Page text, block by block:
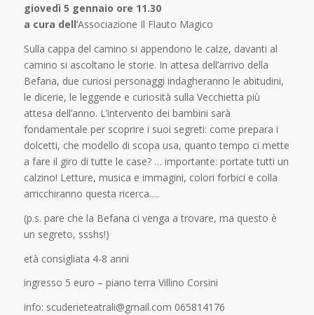
giovedì 5 gennaio ore 11.30
a cura dell‘Associazione Il Flauto Magico
Sulla cappa del camino si appendono le calze, davanti al
camino si ascoltano le storie. In attesa dell’arrivo della
Befana, due curiosi personaggi indagheranno le abitudini,
le dicerie, le leggende e curiosità sulla Vecchietta più
attesa dell’anno. L’intervento dei bambini sarà
fondamentale per scoprire i suoi segreti: come prepara i
dolcetti, che modello di scopa usa, quanto tempo ci mette
a fare il giro di tutte le case? … importante: portate tutti un
calzino! Letture, musica e immagini, colori forbici e colla
arricchiranno questa ricerca….
(p.s. pare che la Befana ci venga a trovare, ma questo è
un segreto, ssshs!)
età consigliata 4-8 anni
ingresso 5 euro – piano terra Villino Corsini
info: scuderieteatrali@gmail.com 065814176